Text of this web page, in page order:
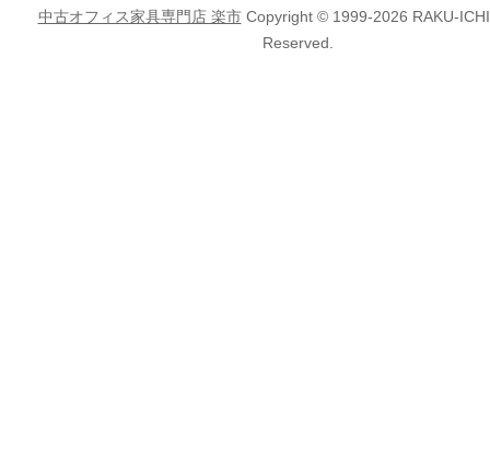
中古オフィス家具専門店 楽市Copyright © 1999-2026 RAKU-
Reserved.